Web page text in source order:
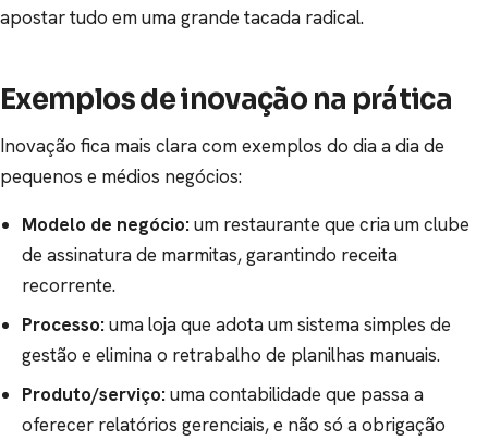
apostar tudo em uma grande tacada radical.
Exemplos de inovação na prática
Inovação fica mais clara com exemplos do dia a dia de
pequenos e médios negócios:
Modelo de negócio:um restaurante que cria um clube
de assinatura de marmitas, garantindo receita
recorrente.
Processo:uma loja que adota um sistema simples de
gestão e elimina o retrabalho de planilhas manuais.
Produto/serviço:uma contabilidade que passa a
oferecer relatórios gerenciais, e não só a obrigação